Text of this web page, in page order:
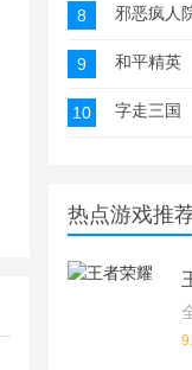
8 邪恶疯人
9 和平精英
10 字走三国
热点游戏推